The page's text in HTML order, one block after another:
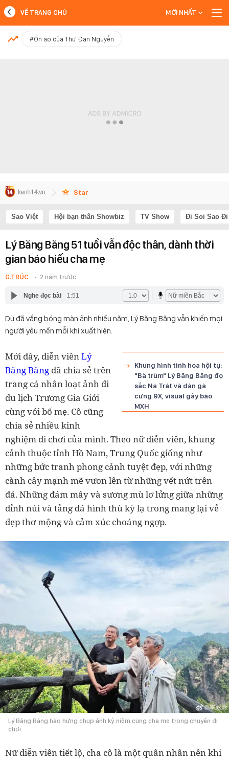
MỚI NHẤT
VỀ TRANG CHỦ MỚI NHẤT
#Ồn ào của Thư Đan Nguyễn
Star
Sao Việt Hội bạn thân Showbiz TV Show Đi Soi Sao Đi
Lý Băng Băng 51 tuổi vẫn độc thân, dành thời
gian báo hiếu cha mẹ
G.TRÚC 2 năm trước
Nghe đọc bài 1:51
Dù đã vắng bóng màn ảnh nhiều năm, Lý Băng Băng vẫn khiến mọi
người yêu mến mỗi khi xuất hiện.
Khung hình tinh hoa hội tụ:
"Bà trùm" Lý Băng Băng đọ
sắc Na Trát và dàn gà
cưng 9X, visual gây bão
MXH
Mới đây, diễn viênLý
Băng Băng đã chia sẻ trên
trang cá nhân loạt ảnh đi
du lịch Trương Gia Giới
cùng với bố mẹ. Cô cũng
chia sẻ nhiều kinh
nghiệm đi chơi của mình. Theo nữ diễn viên, khung
cảnh thuộc tỉnh Hồ Nam, Trung Quốc giống như
những bức tranh phong cảnh tuyệt đẹp, với những
cành cây mạnh mẽ vươn lên từ những vết nứt trên
đá. Những đám mây và sương mù lơ lửng giữa những
đỉnh núi và tảng đá hình thù kỳ lạ trong mang lại vẻ
đẹp thơ mộng và cảm xúc choáng ngợp.
Lý Băng Băng hào hứng chụp ảnh kỷ niệm cùng cha mẹ trong chuyến đi
chơi.
Nữ diễn viên tiết lộ, cha cô là một quân nhân nên khi